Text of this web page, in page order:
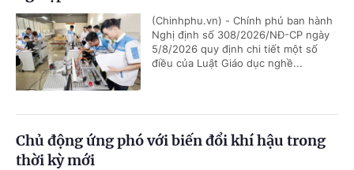
(Chinhphu.vn) - Chính phủ ban hành
Nghị định số 308/2026/NĐ-CP ngày
5/8/2026 quy định chi tiết một số
điều của Luật Giáo dục nghề...
Chủ động ứng phó với biến đổi khí hậu trong
thời kỳ mới